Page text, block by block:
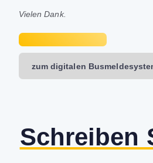
Vielen Dank.
zum digitalen
Schreiben